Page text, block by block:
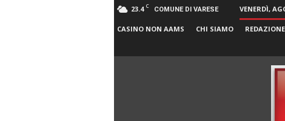
23.4 C COMUNE DI VARESE VENERDÌ,
CASINO NON AAMS CHI SIAMO REDAZIONE